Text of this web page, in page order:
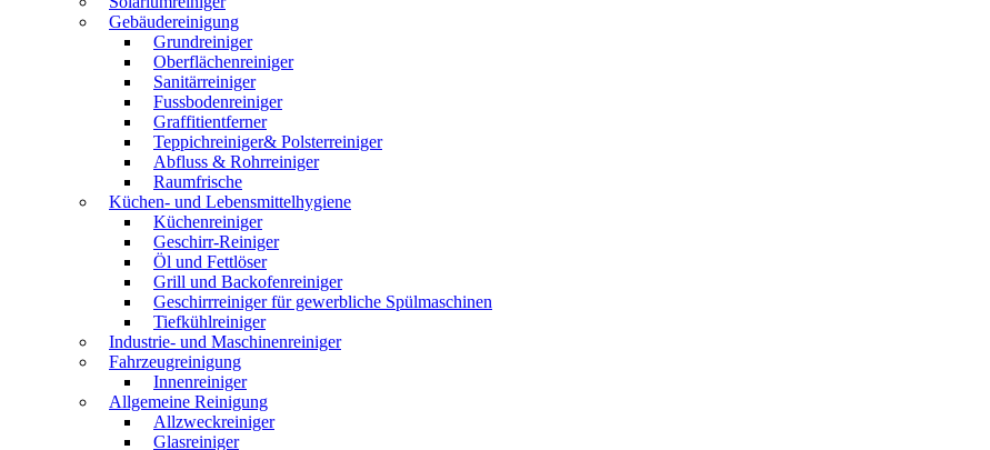
Gebäudereinigung
Grundreiniger
Oberflächenreiniger
Sanitärreiniger
Fussbodenreiniger
Graffitientferner
Teppichreiniger& Polsterreiniger
Abfluss & Rohrreiniger
Raumfrische
Küchen- und Lebensmittelhygiene
Küchenreiniger
Geschirr-Reiniger
Öl und Fettlöser
Grill und Backofenreiniger
Geschirrreiniger für gewerbliche Spülmaschinen
Tiefkühlreiniger
Industrie- und Maschinenreiniger
Fahrzeugreinigung
Innenreiniger
Allgemeine Reinigung
Allzweckreiniger
Glasreiniger